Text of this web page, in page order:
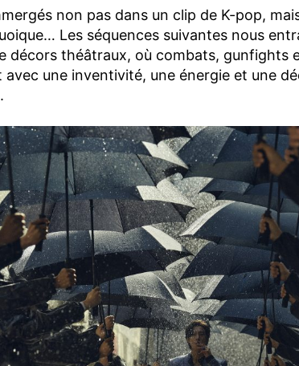
non pas dans un clip de K-pop,
Les séquences suivantes nous
décors théâtraux, où combats, gunfights
avec une inventivité, une énergie et une